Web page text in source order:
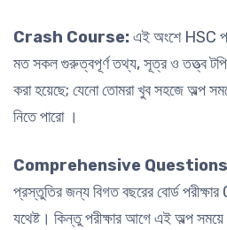
Crash Course:এই অংশে HSC
মত সকল গুরুত্বপূর্ণ তথ্য, সূত্র ও তত্ত্ব
করা হয়েছে; যেনো তোমরা খুব সহজে অল্প
নিতে পারো ।
Comprehensive
প্রস্তুতির জন্য বিগত বছরের বোর্ড
যথেষ্ট। কিন্তু পরীক্ষার আগে এই অল্প